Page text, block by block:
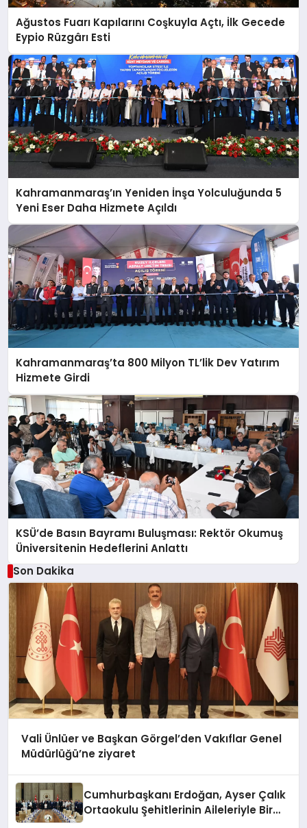
Ağustos Fuarı Kapılarını Coşkuyla Açtı, İlk Gecede
Eypio Rüzgârı Esti
Kahramanmaraş’ın Yeniden İnşa Yolculuğunda 5
Yeni Eser Daha Hizmete Açıldı
Kahramanmaraş’ta 800 Milyon TL’lik Dev Yatırım
Hizmete Girdi
KSÜ’de Basın Bayramı Buluşması: Rektör Okumuş
Üniversitenin Hedeflerini Anlattı
Son Dakika
Vali Ünlüer ve Başkan Görgel’den Vakıflar Genel
Müdürlüğü’ne ziyaret
Cumhurbaşkanı Erdoğan, Ayser Çalık
Ortaokulu Şehitlerinin Aileleriyle Bir